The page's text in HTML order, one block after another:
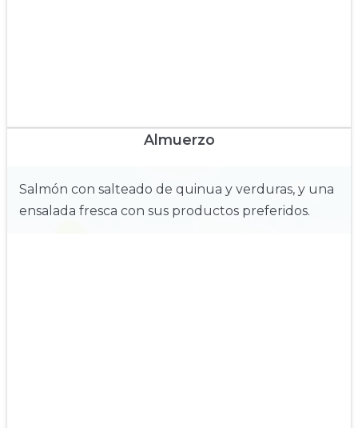
Almuerzo
Salmón con salteado de quinua y verduras, y una
ensalada fresca con sus productos preferidos.